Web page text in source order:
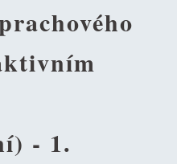
- 1.